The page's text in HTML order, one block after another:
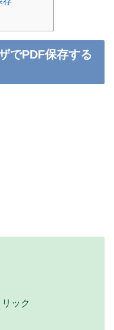
でPDF保存する
ック